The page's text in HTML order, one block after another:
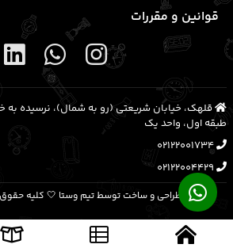
قوانین و مقررات
طبقه اول، واحد یک
02122001734
02122004429
طراحی و ساخت توسط تیم وستا 🤍 کلیه